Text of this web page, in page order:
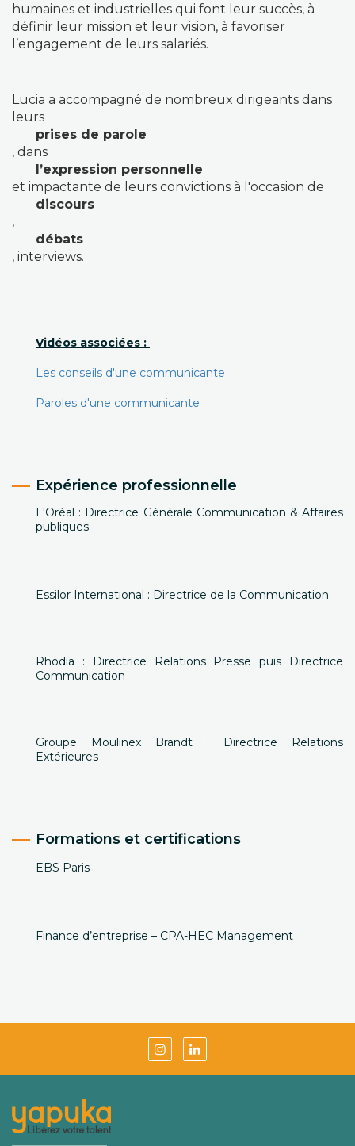
humaines et industrielles qui font leur succès, à
définir leur mission et leur vision, à favoriser
l’engagement de leurs salariés.
Lucia a accompagné de nombreux dirigeants dans
leurs
prises de parole
, dans
l’expression personnelle
et impactante de leurs convictions à l'occasion de
discours
,
débats
, interviews.
Vidéos associées :
Les conseils d'une communicante
Paroles d'une communicante
Expérience professionnelle
L'Oréal : Directrice Générale Communication & Affaires
publiques
Essilor International : Directrice de la Communication
Rhodia : Directrice Relations Presse puis Directrice
Communication
Groupe Moulinex Brandt : Directrice Relations
Extérieures
Formations et certifications
EBS Paris
Finance d’entreprise – CPA-HEC Management